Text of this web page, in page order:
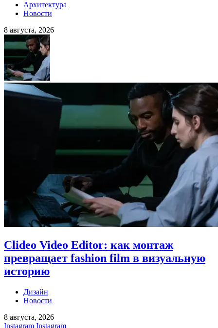
Архитектура
Новости
8 августа, 2026
Clideo Video Editor: как монтаж
превращает fashion film в визуальную
историю
Дизайн
Новости
8 августа, 2026
Instagram Instagram